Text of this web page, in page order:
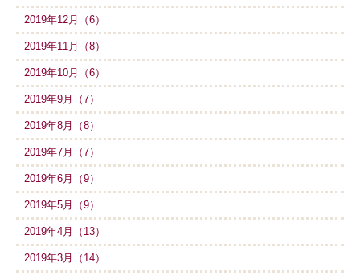
2019年12月（6）
2019年11月（8）
2019年10月（6）
2019年9月（7）
2019年8月（8）
2019年7月（7）
2019年6月（9）
2019年5月（9）
2019年4月（13）
2019年3月（14）